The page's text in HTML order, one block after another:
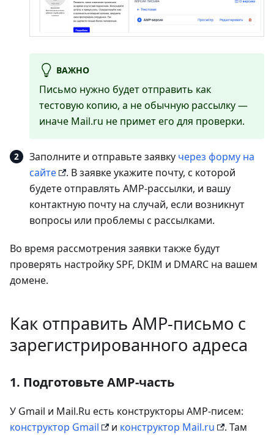
ВАЖНО
Письмо нужно будет отправить как
тестовую копию, а не обычную рассылку —
иначе Mail.ru не примет его для проверки.
Заполните и отправьте заявку через форму на
сайте
. В заявке укажите почту, с которой
будете отправлять AMP-рассылки, и вашу
контактную почту на случай, если возникнут
вопросы или проблемы с рассылками.
Во время рассмотрения заявки также будут
проверять настройку SPF, DKIM и DMARC на вашем
домене.
Как отправить AMP-письмо с
зарегистрированного адреса
1. Подготовьте AMP-часть
У Gmail и Mail.Ru есть конструкторы AMP-писем:
конструктор Gmail
и конструктор Mail.ru
. Там